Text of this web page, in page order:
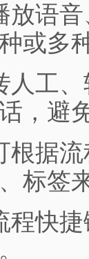
放语
或多
人工
，避
根据
标签
程快